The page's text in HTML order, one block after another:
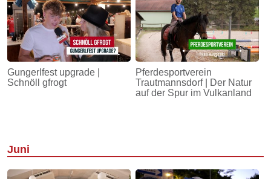
Gungerlfest upgrade |
Schnöll gfrogt
Pferdesportverein
Trautmannsdorf | Der Natur
auf der Spur im Vulkanland
Juni